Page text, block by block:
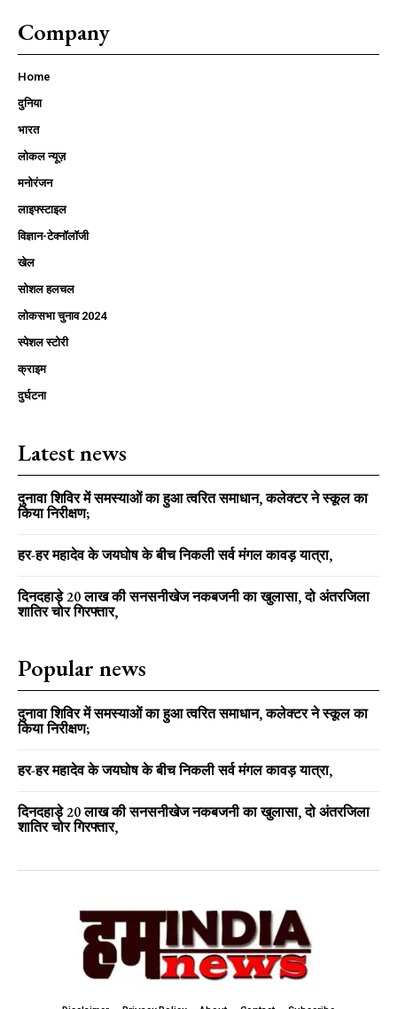
Company
Home
दुनिया
भारत
लोकल न्यूज़
मनोरंजन
लाइफ्स्टाइल
विज्ञान-टेक्नॉलॉजी
खेल
सोशल हलचल
लोकसभा चुनाव 2024
स्पेशल स्टोरी
क्राइम
दुर्घटना
Latest news
दुनावा शिविर में समस्याओं का हुआ त्वरित समाधान, कलेक्टर ने स्कूल का
किया निरीक्षण;
हर-हर महादेव के जयघोष के बीच निकली सर्व मंगल कावड़ यात्रा,
दिनदहाड़े 20 लाख की सनसनीखेज नकबजनी का खुलासा, दो अंतरजिला
शातिर चोर गिरफ्तार,
Popular news
दुनावा शिविर में समस्याओं का हुआ त्वरित समाधान, कलेक्टर ने स्कूल का
किया निरीक्षण;
हर-हर महादेव के जयघोष के बीच निकली सर्व मंगल कावड़ यात्रा,
दिनदहाड़े 20 लाख की सनसनीखेज नकबजनी का खुलासा, दो अंतरजिला
शातिर चोर गिरफ्तार,